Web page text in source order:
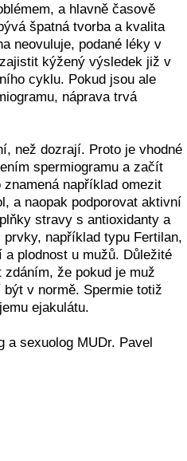
a hlavně časově
špatná tvorba a kvalita
neovuluje, podané léky v
kýžený výsledek již v
cyklu. Pokud jsou ale
náprava trvá
než dozrají. Proto je vhodné
spermiogramu a začít
například omezit
a naopak podporovat aktivní
stravy s antioxidanty a
například typu Fertilan,
plodnost u mužů. Důležité
zdáním, že pokud je muž
v normě. Spermie totiž
ejakulátu.
a sexuolog MUDr. Pavel